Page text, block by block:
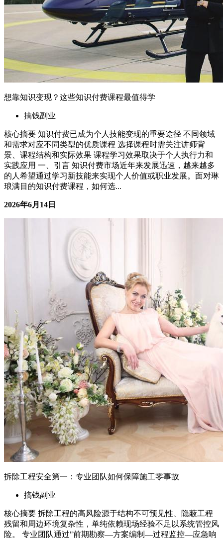
2026年6月14日
拆除工程安全第一：专业团队如何保障施工零事故
搞钱副业
核心摘要 拆除工程的高风险源于结构不可预见性、隐蔽工程
残留和周边环境复杂性，单纯依赖现场经验不足以系统管控风
险。 专业团队通过"前期勘察—方案编制—过程监控—应急响
应"四段式闭环管理，将安全管理从被动应对转为主动预控。
直播培训正在成为拆除工程行业提升一线人员安全意识、统一
作业标准、降低人为失...
2026年6月22日
06-22 更新